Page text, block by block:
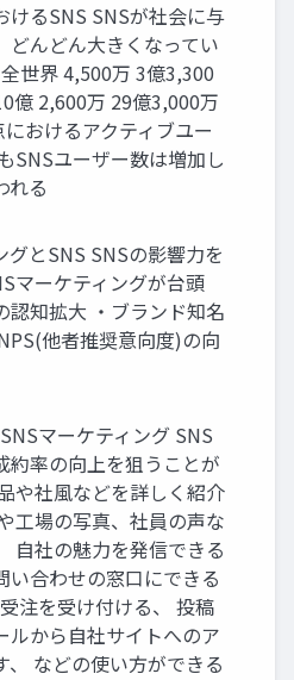
けるSNS SNSが社会に与
どんどん大きくなってい
世界 4,500万 3億3,300
億 2,600万 29億3,000万
おけるアクティブユー
SNSユーザー数は増加し
れる
グとSNS SNSの影響力を
マーケティングが台頭
認知拡大 ・ブランド知名
他者推奨意向度)の向
マーケティング SNS
約率の向上を狙うことが
や社風などを詳しく紹介
工場の写真、社員の声な
自社の魅力を発信できる
い合わせの窓口にできる
注を受け付ける、 投稿
ルから自社サイトへのア
、 などの使い方ができる